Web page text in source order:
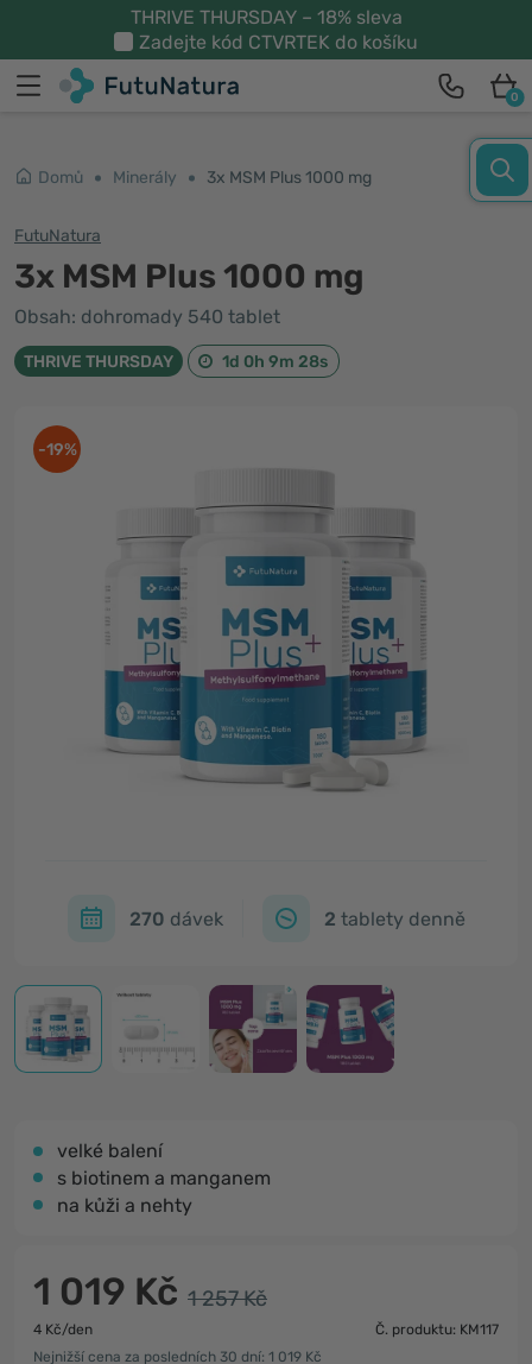
THRIVE THURSDAY – 18% sleva
Zadejte kód CTVRTEK do košíku
0
Domů Minerály 3x MSM Plus 1000 mg
FutuNatura
3x MSM Plus 1000 mg
Obsah: dohromady 540 tablet
THRIVE THURSDAY 1d 0h 9m 28s
-19%
270 dávek 2 tablety denně
velké balení
s biotinem a manganem
na kůži a nehty
1 019 Kč 1 257 Kč
4 Kč/den
Č. produktu: KM117
Nejnižší cena za posledních 30 dní: 1 019 Kč